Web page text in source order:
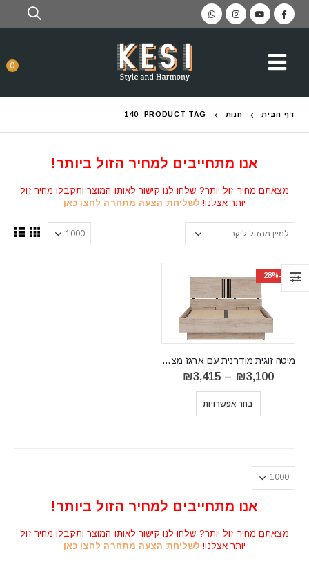
0
דף הבית חנות PRODUCT TAG -
140
אנו מתחייבים למחיר הזול ביותר!
מצאתם מחיר זול יותר? שלחו לנו קישור לאותו המוצר ותקבלו מחיר זול
יותר אצלנו! לשליחת הצעה מתחרה לחצו כאן
-28%
מיטה זוגית מודרנית עם ‏ארגז מצעים גדול Mati MI18
₪3,100
–
₪3,415
בחר אפשרויות
אנו מתחייבים למחיר הזול ביותר!
מצאתם מחיר זול יותר? שלחו לנו קישור לאותו המוצר ותקבלו מחיר זול
יותר אצלנו! לשליחת הצעה מתחרה לחצו כאן